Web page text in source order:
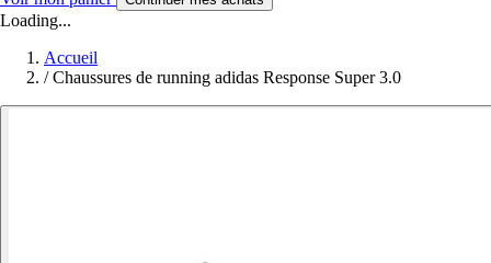
Loading...
Accueil
/ Chaussures de running adidas Response Super 3.0